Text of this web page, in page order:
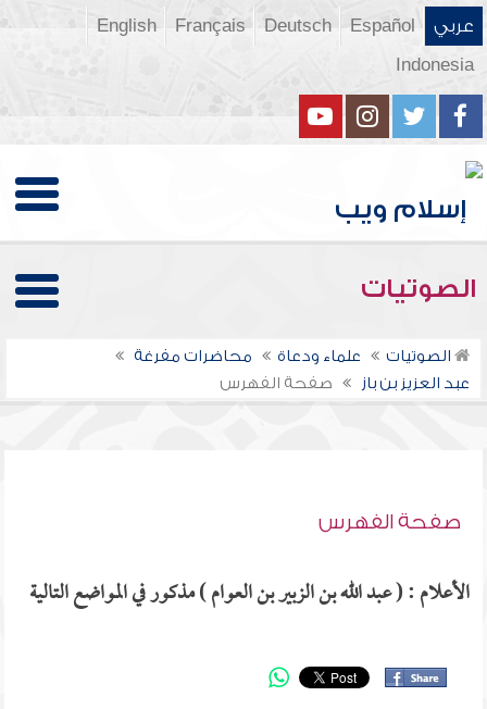
عربي Español
Deutsch
Français
English
Indonesia
الصوتيات
الصوتيات علماء ودعاة
محاضرات مفرغة
عبد العزيز بن باز
صفحة الفهرس
صفحة الفهرس
الأعلام : ( عبد الله بن الزبير بن العوام ) مذكور في المواضع التالية